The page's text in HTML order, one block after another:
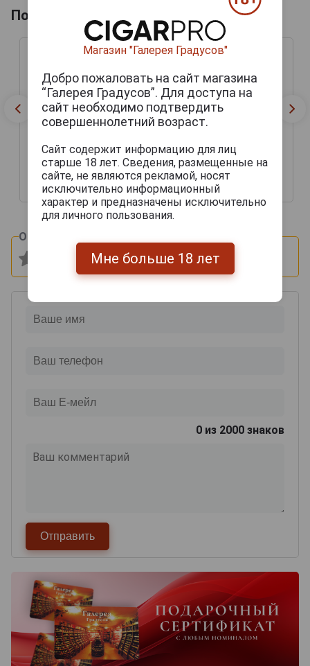
Похожие напитки по году производства
Single de Samalens aged
Сингл де Самаленс
эйджид 8 лет 0.7л в
подарочной тубе
7 340 руб.
Single de Samalens aged
Сингл де Самаленс
эйджид 8 лет 0.7л в
подарочной тубе
10 493 руб.
Оцените и напишите отзыв:
0 из 2000 знаков
Магазин "Галерея Градусов"
Добро пожаловать на сайт магазина
“Галерея Градусов”. Для доступа на
сайт необходимо подтвердить
совершеннолетний возраст.
Сайт содержит информацию для лиц
старше 18 лет. Сведения, размещенные на
сайте, не являются рекламой, носят
исключительно информационный
характер и предназначены исключительно
для личного пользования.
Мне больше 18 лет